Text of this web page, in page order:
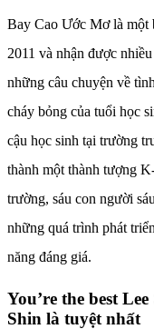
Bay Cao Ước Mơ là một
2011 và nhận được
những câu chuyện về
cháy bỏng của tuổi học
cậu học sinh tại trường
thành một thành tượng
trường, sáu con người
những quá trình phát
năng đáng giá.
You’re the best
Shin là tuyệt nhất